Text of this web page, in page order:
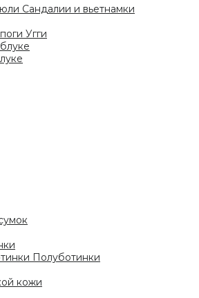
Сандалии и вьетнамки
Угги
Полуботинки
кожи